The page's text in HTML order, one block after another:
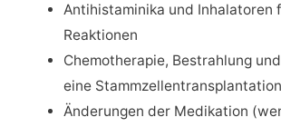
Antihistaminika und Inhalatoren
Reaktionen
Chemotherapie, Bestrahlung
eine
Änderungen der Medikation